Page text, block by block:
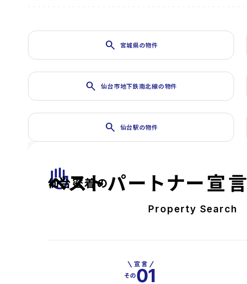
search 宮城県の物件
search 仙台市地下鉄南北線の物件
search 仙台駅の物件
front_hand
仙台密着の
ベストパートナー宣言
Property Search